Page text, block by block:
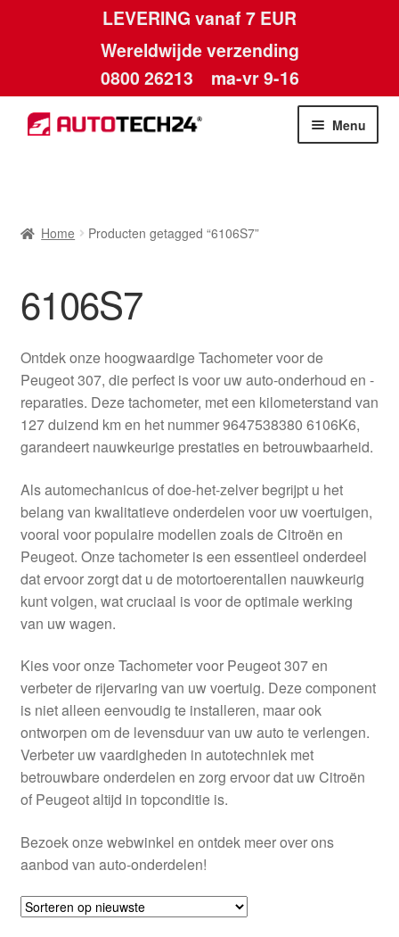
LEVERING vanaf 7 EUR
Wereldwijde verzending
0800 26213 ma-vr 9-16
Skip
to
Skip
to
Menu
Betalingen
Contact
Kassa
Klachten
Klachtenprocedure
Levering
Mijn account
Privacybeleid
Wereldwijde verzending
Winkelwagen
Home Producten getagged “6106S7”
6106S7
Ontdek onze hoogwaardige Tachometer voor de
Peugeot 307, die perfect is voor uw auto-onderhoud en -
reparaties. Deze tachometer, met een kilometerstand van
127 duizend km en het nummer 9647538380 6106K6,
garandeert nauwkeurige prestaties en betrouwbaarheid.
Als automechanicus of doe-het-zelver begrijpt u het
belang van kwalitatieve onderdelen voor uw voertuigen,
vooral voor populaire modellen zoals de Citroën en
Peugeot. Onze tachometer is een essentieel onderdeel
dat ervoor zorgt dat u de motortoerentallen nauwkeurig
kunt volgen, wat cruciaal is voor de optimale werking
van uw wagen.
Kies voor onze Tachometer voor Peugeot 307 en
verbeter de rijervaring van uw voertuig. Deze component
is niet alleen eenvoudig te installeren, maar ook
ontworpen om de levensduur van uw auto te verlengen.
Verbeter uw vaardigheden in autotechniek met
betrouwbare onderdelen en zorg ervoor dat uw Citroën
of Peugeot altijd in topconditie is.
Bezoek onze webwinkel en ontdek meer over ons
aanbod van auto-onderdelen!